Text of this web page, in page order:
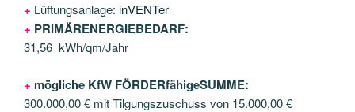
+ Lüftungsanlage: inVENTer
+ PRIMÄRENERGIEBEDARF:
31,56 kWh/qm/Jahr
+ mögliche KfW FÖRDERfähigeSUMME:
300.000,00 € mit Tilgungszuschuss von 15.000,00 €